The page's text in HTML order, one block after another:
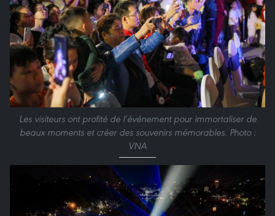
Les visiteurs ont profité de l’événement pour immortaliser de
beaux moments et créer des souvenirs mémorables. Photo :
VNA